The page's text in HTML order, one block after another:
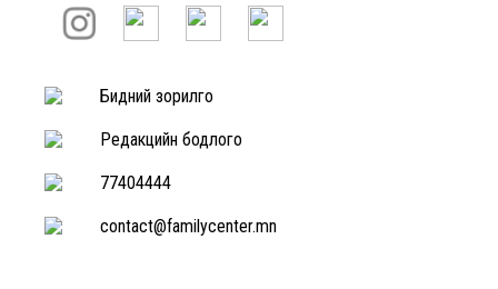
Бидний зорилго
Редакцийн бодлого
77404444
contact@familycenter.mn